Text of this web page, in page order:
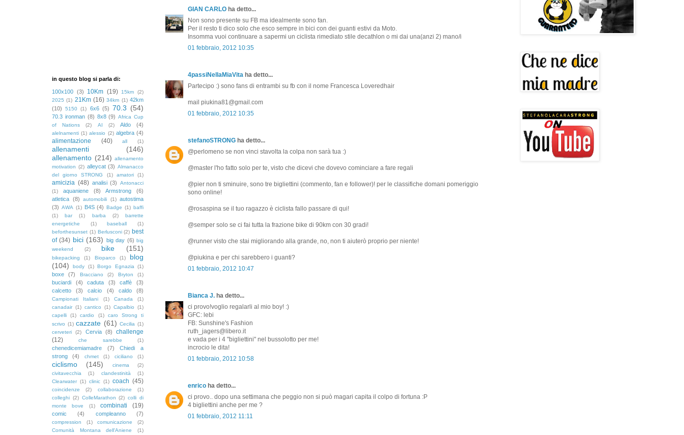
GIAN CARLO ha detto...
Non sono presente su FB ma idealmente sono fan.
Per il resto ti dico solo che esco sempre in bici con dei guanti estivi da Moto.
Insomma vuoi continuare a sapermi un ciclista rimediato stile decathlon o mi dai una(anzi 2) mano/i
01 febbraio, 2012 10:35
4passiNellaMiaVita ha detto...
Partecipo :) sono fans di entrambi su fb con il nome Francesca Loveredhair
mail piukina81@gmail.com
01 febbraio, 2012 10:35
stefanoSTRONG ha detto...
@perlomeno se non vinci stavolta la colpa non sarà tua :)
@master l'ho fatto solo per te, visto che dicevi che dovevo cominciare a fare regali
@pier non ti sminuire, sono tre bigliettini (commento, fan e follower)! per le classifiche domani pomeriggio
sono online!
@rosaspina se il tuo ragazzo è ciclista fallo passare di qui!
@semper solo se ci fai tutta la frazione bike di 90km con 30 gradi!
@runner visto che stai migliorando alla grande, no, non ti aiuterò proprio per niente!
@piukina e per chi sarebbero i guanti?
01 febbraio, 2012 10:47
Bianca J. ha detto...
ci provo!voglio regalarli al mio boy! :)
GFC: lebi
FB: Sunshine's Fashion
ruth_jagers@libero.it
e vada per i 4 "bigliettini" nel bussolotto per me!
incrocio le dita!
01 febbraio, 2012 10:58
enrico ha detto...
ci provo.. dopo una settimana che peggio non si può magari capita il colpo di fortuna :P
4 bigliettini anche per me ?
01 febbraio, 2012 11:11
in questo blog si parla di:
100x100 (3) 10Km (19) 15km
(2)
2025 (1) 21Km (16) 34km (1) 42km
(10)
5150 (1) 6x6 (5) 70.3 (54)
70.3 ironman (8) 8x8 (9) Africa Cup
of Nations
(2) AI (2) Aldo (4)
alelnamenti (1) alessio (2) algebra (4)
alimentazione (40) all (1)
allenamenti
(146)
allenamento (214) allenamento
motivation (2) alleycat (3) Almanacco
del giorno STRONG
(1) amatori (1)
amicizia (48) analisi (3)
Antonacci
(1)
aquaniene (8) Armstrong
(6)
atletica (8) automobili (1) autostima
(3) AWA (1) B4S (4) Badge (1) baffi
(1)
bar (1) barba (2)
barrette
energetiche
(1) baseball
(1)
beforthesunset (1) Berlusconi (2) best
of (34) bici (163) big day (6) big
weekend
(2) bike (151)
bikepacking (1) Bioparco (1)
blog
(104)
body (1) Borgo Egnazia (1)
boxe (7) Bracciano (2) Bryton (1)
buciardi (4) caduta (3) caffè
(3)
calcetto
(3) calcio (4) caldo (8)
Campionati Italiani (1) Canada
(1)
canadair (1) cantico (1) Capalbio
(1)
capelli
(1) cardio (1)
caro Strong ti
scrivo (1) cazzate (61) Cecilia (1)
cerveteri
(2) Cervia (8)
challenge
(12)
che sarebbe (1)
chenedicemiamadre (7)
Chiedi a
strong
(4) chmet (1) ciciliano (1)
ciclismo (145) cinema
(2)
civitavecchia
(1) clandestinità
(1)
Clearwater (1) clinic (1) coach (45)
coincidenze (2) collaborazione
(1)
colleghi (2) ColleMarathon (2) colli di
monte bove
(1) combinati (19)
comic (4) compleanno (7)
compression (1) comunicazione
(2)
Comunità Montana dell'Aniene
(1)